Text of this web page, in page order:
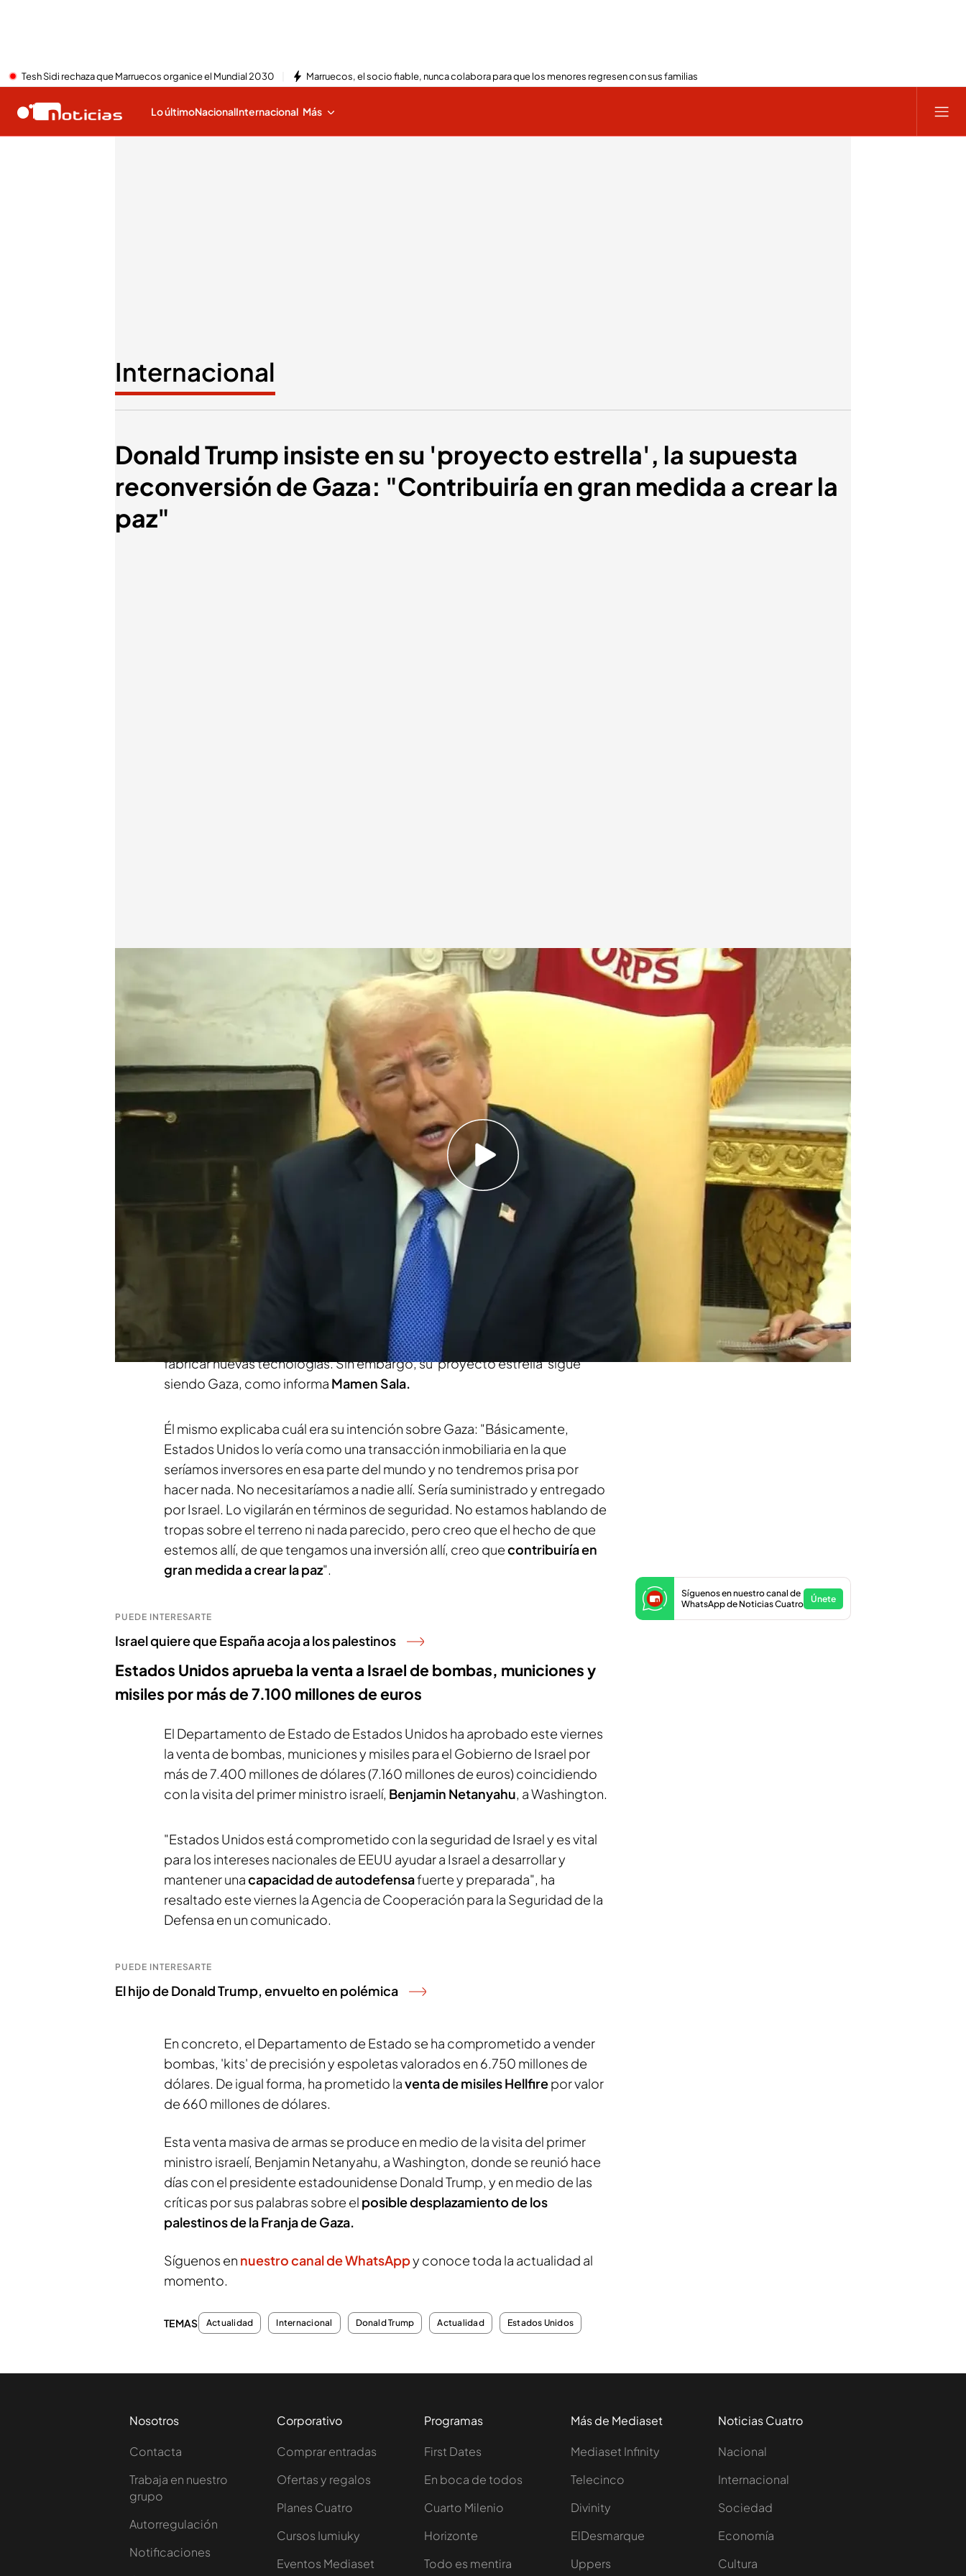
Tesh Sidi rechaza que Marruecos organice el Mundial 2030 Marruecos, el socio fiable, nunca colabora para que los menores regresen con sus familias
Lo últimoNacionalInternacional Más
Internacional
Donald Trump insiste en su 'proyecto estrella', la supuesta
reconversión de Gaza: "Contribuiría en gran medida a crear la
paz"
Donald Trump continúa insistiendo en su 'proyecto estrella', la supuesta reconversión de Gaza.NOTICIAS CUATRO
Redacción digital Noticias Cuatro
08 FEB 2025 - 14:36h.
El presidente de Estados Unidos insiste en llevar a cabo su 'proyecto
estrella', la supuesta reconversión de Gaza
"El hecho de que estemos allí, de que tengamos una inversión allí, creo
que contribuiría en gran medida a crear la paz", asegura Trump
EEUU aprueba la venta a Israel de bombas, municiones y misiles por
más de 7.100 millones de euros
anuncia que podría hablar conVladimir Putin
Volodimir Zelenski, presidente de Ucrania, en la
Casa Blanca, para hablar sobre el fin de la guerra de Ucrania. De paso, el
presidente de Estados Unidos pedirá a Zelenski tierras esenciales para
fabricar nuevas tecnologías. Sin embargo, su 'proyecto estrella' sigue
siendo Gaza, como informa Mamen Sala.
Él mismo explicaba cuál era su intención sobre Gaza: "Básicamente,
Estados Unidos lo vería como una transacción inmobiliaria en la que
seríamos inversores en esa parte del mundo y no tendremos prisa por
hacer nada. No necesitaríamos a nadie allí. Sería suministrado y entregado
por Israel. Lo vigilarán en términos de seguridad. No estamos hablando de
tropas sobre el terreno ni nada parecido, pero creo que el hecho de que
estemos allí, de que tengamos una inversión allí, creo quecontribuiría en
gran medida a crear la paz".
PUEDE INTERESARTE
Israel quiere que España acoja a los palestinos
Estados Unidos aprueba la venta a Israel de bombas, municiones y
misiles por más de 7.100 millones de euros
El Departamento de Estado de Estados Unidos ha aprobado este viernes
la venta de bombas, municiones y misiles para el Gobierno de Israel por
más de 7.400 millones de dólares (7.160 millones de euros) coincidiendo
con la visita del primer ministro israelí, Benjamin Netanyahu, a Washington.
"Estados Unidos está comprometido con la seguridad de Israel y es vital
para los intereses nacionales de EEUU ayudar a Israel a desarrollar y
mantener unacapacidad de autodefensafuerte y preparada", ha
resaltado este viernes la Agencia de Cooperación para la Seguridad de la
Defensa en un comunicado.
PUEDE INTERESARTE
El hijo de Donald Trump, envuelto en polémica
En concreto, el Departamento de Estado se ha comprometido a vender
bombas, 'kits' de precisión y espoletas valorados en 6.750 millones de
dólares. De igual forma, ha prometido laventa de misiles Hellfirepor valor
de 660 millones de dólares.
Síguenos en nuestro canal de
WhatsApp de Noticias Cuatro
Únete
Esta venta masiva de armas se produce en medio de la visita del primer
ministro israelí, Benjamin Netanyahu, a Washington, donde se reunió hace
días con el presidente estadounidense Donald Trump, y en medio de las
críticas por sus palabras sobre el posible desplazamiento de los
palestinos de la Franja de Gaza.
Síguenos en nuestro canal de WhatsAppy conoce toda la actualidad al
momento.
TEMAS Actualidad Internacional Donald Trump Actualidad Estados Unidos
Nosotros
Contacta
Trabaja en nuestro
grupo
Autorregulación
Notificaciones
Corporativo
Comprar entradas
Ofertas y regalos
Planes Cuatro
Cursos Iumiuky
Eventos Mediaset
Programas
First Dates
En boca de todos
Cuarto Milenio
Horizonte
Todo es mentira
Más de Mediaset
Mediaset Infinity
Telecinco
Divinity
ElDesmarque
Uppers
Noticias Cuatro
Nacional
Internacional
Sociedad
Economía
Cultura